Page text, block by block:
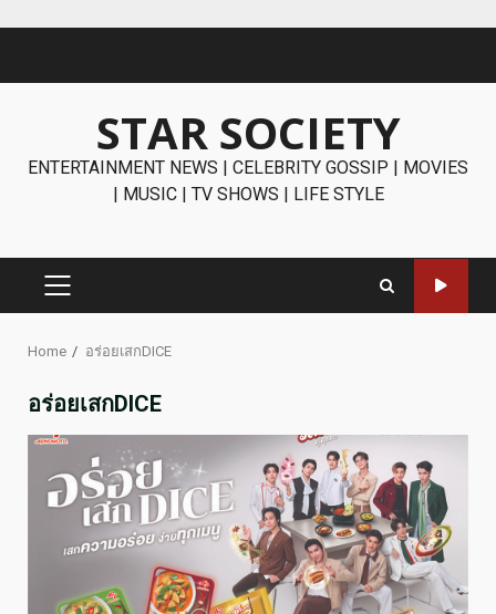
STAR SOCIETY
ENTERTAINMENT NEWS | CELEBRITY GOSSIP | MOVIES
| MUSIC | TV SHOWS | LIFE STYLE
PRIMARY
Home อร่อยเสกDICE
อร่อยเสกDICE